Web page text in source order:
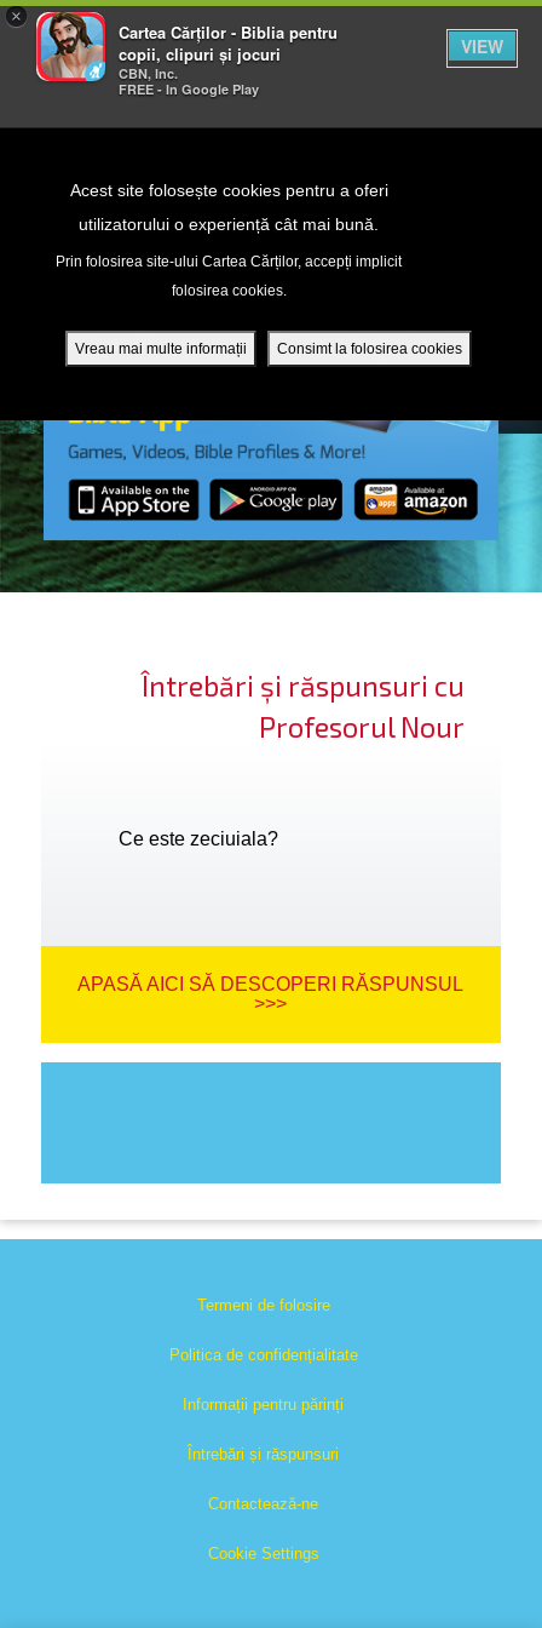
×
Cartea Cărților - Biblia pentru
copii, clipuri și jocuri
CBN, Inc.
FREE - In Google Play
VIEW
Acest site folosește cookies pentru a oferi
utilizatorului o experiență cât mai bună.
Prin folosirea site-ului Cartea Cărților, accepți implicit
folosirea cookies.
Vreau mai multe informații Consimt la folosirea cookies
DVD - Sezoane 1-4
mobilă
te
Întrebări și răspunsuri cu
Profesorul Nour
Ce este zeciuiala?
APASĂ AICI SĂ DESCOPERI RĂSPUNSUL
>>>
Termeni de folosire
Politica de confidențialitate
Informații pentru părinți
Întrebări și răspunsuri
Contactează-ne
Cookie Settings